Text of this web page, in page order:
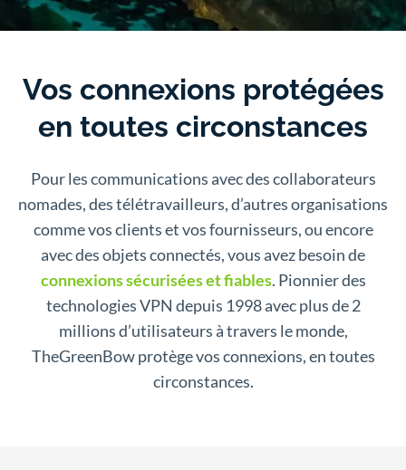
Vos connexions protégées
en toutes circonstances
Pour les communications avec des collaborateurs
nomades, des télétravailleurs, d’autres organisations
comme vos clients et vos fournisseurs, ou encore
avec des objets connectés, vous avez besoin de
connexions sécurisées et fiables. Pionnier des
technologies VPN depuis 1998 avec plus de 2
millions d’utilisateurs à travers le monde,
TheGreenBow protège vos connexions, en toutes
circonstances.